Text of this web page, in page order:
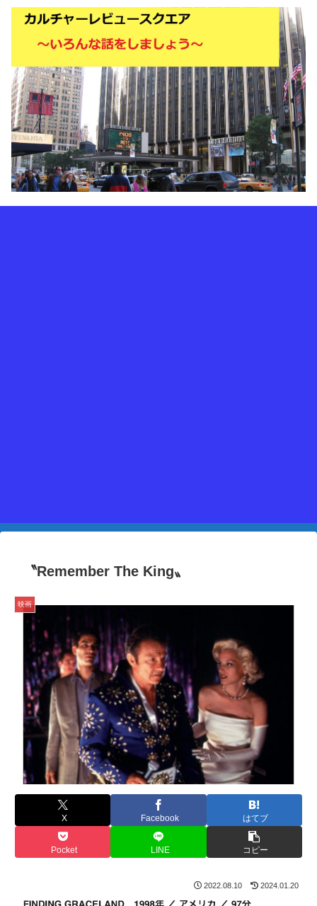
〝Remember The King〟
映画
X Facebook はてブ
Pocket LINE コピー
2022.08.10 2024.01.20